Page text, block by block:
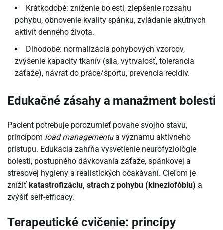
Krátkodobé: zníženie bolesti, zlepšenie rozsahu
pohybu, obnovenie kvality spánku, zvládanie akútnych
aktivít denného života.
Dlhodobé: normalizácia pohybových vzorcov,
zvýšenie kapacity tkanív (sila, vytrvalosť, tolerancia
záťaže), návrat do práce/športu, prevencia recidív.
Edukačné zásahy a manažment bolesti
Pacient potrebuje porozumieť povahe svojho stavu,
princípom load managementua významu aktívneho
prístupu. Edukácia zahŕňa vysvetlenie neurofyziológie
bolesti, postupného dávkovania záťaže, spánkovej a
stresovej hygieny a realistických očakávaní. Cieľom je
znížiť katastrofizáciu, strach z pohybu (kineziofóbiu) a
zvýšiť self-efficacy.
Terapeutické cvičenie: princípy